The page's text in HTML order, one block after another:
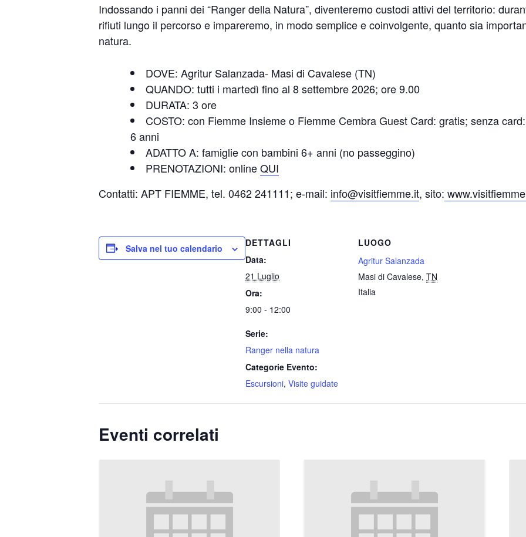
Indossando i panni dei “Ranger della Natura”, diventeremo custodi attivi del territorio:
rifiuti lungo il percorso e impareremo, in modo semplice e coinvolgente, quanto sia
natura.
DOVE: Agritur Salanzada- Masi di Cavalese (TN)
QUANDO: tutti i martedì fino al 8 settembre 2026; ore 9.00
DURATA: 3 ore
COSTO: con Fiemme Insieme o Fiemme Cembra Guest Card: gratis; senza
6 anni
ADATTO A: famiglie con bambini 6+ anni (no passeggino)
PRENOTAZIONI: onlineQUI
Contatti: APT FIEMME, tel. 0462 241111; e-mail: info@visitfiemme.it, sito:
Salva nel tuo calendario
DETTAGLI
Data:
21 Luglio
Ora:
9:00 - 12:00
Serie:
Ranger nella natura
Categorie Evento:
Escursioni, Visite guidate
LUOGO
Agritur Salanzada
Masi di Cavalese, TN
Italia
Eventi correlati